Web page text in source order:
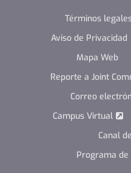
Términos
Aviso de Privacidad
Mapa Web
Reporte a Joint
Correo
Campus Virtual
Canal
Programa